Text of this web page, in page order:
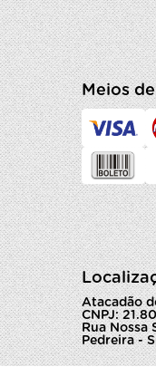
Meios
Atacadão
CNPJ:
Rua Nossa
Pedreira -